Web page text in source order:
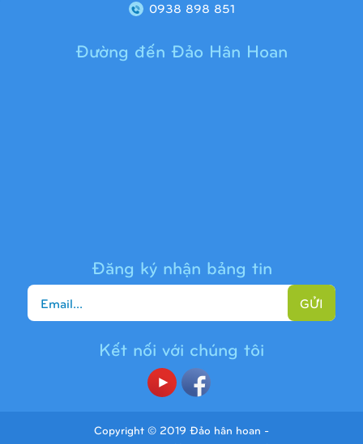
Cầu trượt liên hoàn 9H1225
0938 898 851
Đường đến Đảo Hân Hoan
Đăng ký nhận bảng tin
GỬI
Kết nối với chúng tôi
Copyright © 2019 Đảo hân hoan -